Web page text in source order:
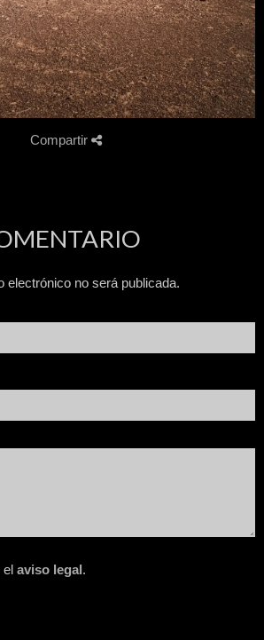
Compartir
electrónico no será publicada.
el aviso legal.